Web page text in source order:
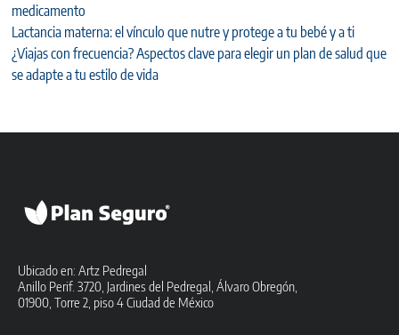
medicamento
Lactancia materna: el vínculo que nutre y protege a tu bebé y a ti
¿Viajas con frecuencia? Aspectos clave para elegir un plan de salud que
se adapte a tu estilo de vida
Ubicado en: Artz Pedregal
Anillo Perif. 3720, Jardines del Pedregal, Álvaro Obregón,
01900, Torre 2, piso 4 Ciudad de México